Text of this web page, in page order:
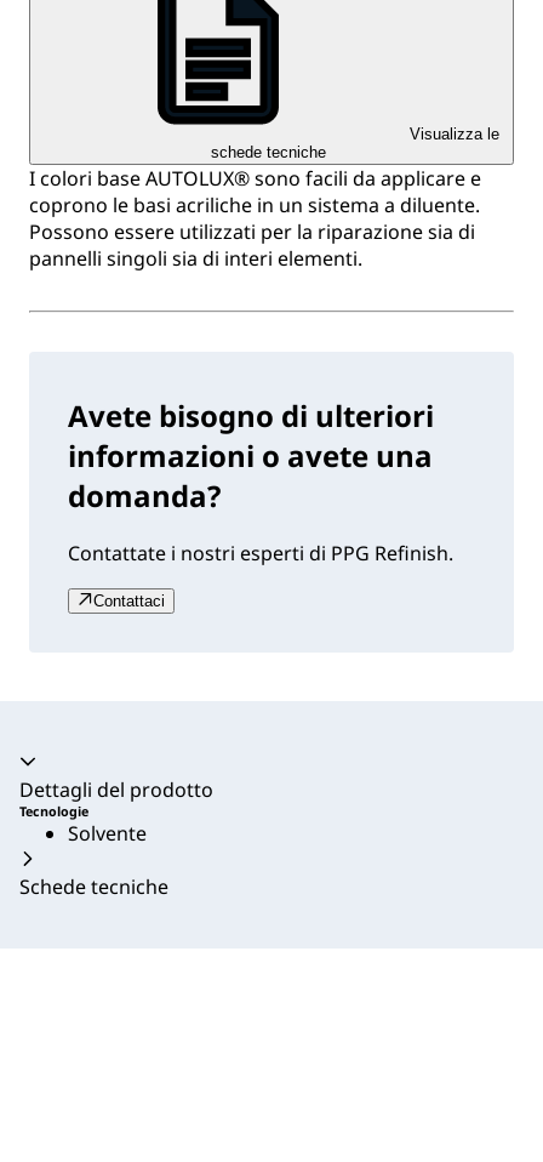
Visualizza le
schede tecniche
I colori base AUTOLUX® sono facili da applicare e
coprono le basi acriliche in un sistema a diluente.
Possono essere utilizzati per la riparazione sia di
pannelli singoli sia di interi elementi.
Avete bisogno di ulteriori
informazioni o avete una
domanda?
Contattate i nostri esperti di PPG Refinish.
Contattaci
Dettagli del prodotto
Tecnologie
Solvente
Schede tecniche